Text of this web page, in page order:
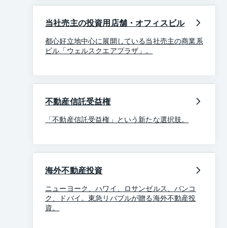
当社売主の投資用店舗・オフィスビル
都心好立地中心に展開している当社売主の商業系
ビル「ウェルスクエアプラザ」。
不動産信託受益権
「不動産信託受益権」という新たな選択肢。
海外不動産投資
ニューヨーク、ハワイ、ロサンゼルス、バンコ
ク、ドバイ。東急リバブルが贈る海外不動産投
資。